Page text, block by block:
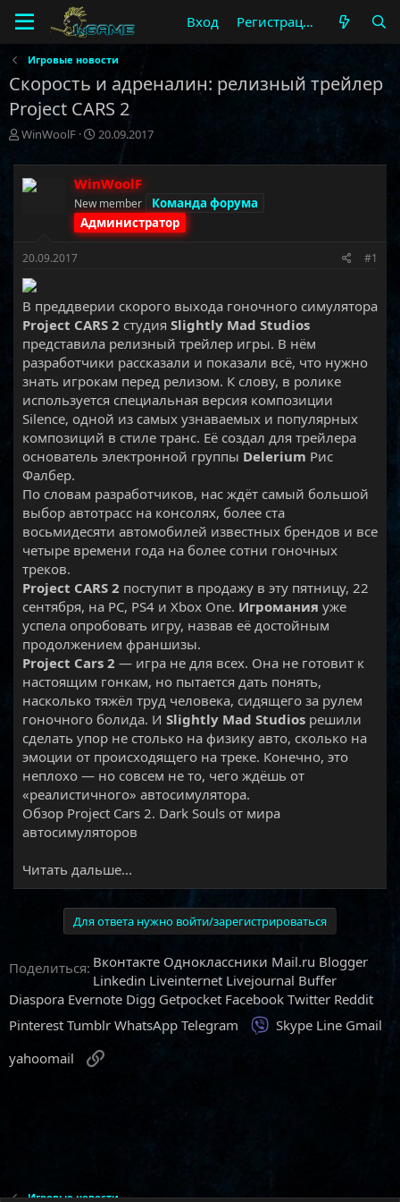
Вход Регистрация
Игровые новости
Скорость и адреналин: релизный трейлер
Project CARS 2
А
т
о
р
ы
WinWoolF
Д
т
а
н
а
ч
20.09.2017
WinWoolF
New member
Команда форума
Администратор
20.09.2017 #1
В преддверии скорого выхода гоночного симулятора
Project CARS 2 студия Slightly Mad Studios
представила релизный трейлер игры. В нём
разработчики рассказали и показали всё, что нужно
знать игрокам перед релизом. К слову, в ролике
используется специальная версия композиции
Silence, одной из самых узнаваемых и популярных
композиций в стиле транс. Её создал для трейлера
основатель электронной группы Delerium Рис
Фалбер.
По словам разработчиков, нас ждёт самый большой
выбор автотрасс на консолях, более ста
восьмидесяти автомобилей известных брендов и все
четыре времени года на более сотни гоночных
треков.
Project CARS 2 поступит в продажу в эту пятницу, 22
сентября, на PC, PS4 и Xbox One. Игромания уже
успела опробовать игру, назвав её достойным
продолжением франшизы.
Project Cars 2 — игра не для всех. Она не готовит к
настоящим гонкам, но пытается дать понять,
насколько тяжёл труд человека, сидящего за рулем
гоночного болида. И Slightly Mad Studios решили
сделать упор не столько на физику авто, сколько на
эмоции от происходящего на треке. Конечно, это
неплохо — но совсем не то, чего ждёшь от
«реалистичного» автосимулятора.
Обзор Project Cars 2. Dark Souls от мира
автосимуляторов​
Читать дальше...
Для ответа нужно войти/зарегистрироваться
Поделиться: Вконтакте Одноклассники Mail.ru Blogger
Linkedin Liveinternet Livejournal Buffer
Diaspora Evernote Digg Getpocket Facebook Twitter Reddit
Pinterest Tumblr WhatsApp Telegram Viber
Skype Line Gmail
yahoomail
Игровые новости